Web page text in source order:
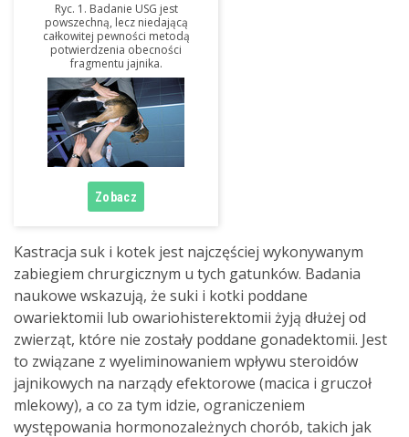
Ryc. 1. Badanie USG jest
powszechną, lecz niedającą
całkowitej pewności metodą
potwierdzenia obecności
fragmentu jajnika.
Kastracja suk i kotek jest najczęściej wykonywanym
zabiegiem chrurgicznym u tych gatunków. Badania
naukowe wskazują, że suki i kotki poddane
owariektomii lub owariohisterektomii żyją dłużej od
zwierząt, które nie zostały poddane gonadektomii. Jest
to związane z wyeliminowaniem wpływu steroidów
jajnikowych na narządy efektorowe (macica i gruczoł
mlekowy), a co za tym idzie, ograniczeniem
występowania hormonozależnych chorób, takich jak